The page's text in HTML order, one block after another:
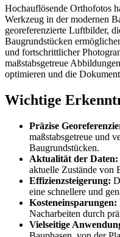
Hochauflösende Orthofotos
Werkzeug in der modernen
georeferenzierte Luftbilder,
Baugrundstücken
und fortschrittlicher
maßstabsgetreue
optimieren und die
Wichtige
Präzise
maßstabsgetreue und
Baugrundstücken.
Aktualität der Daten:
aktuelle Zustände von
Effizienzsteigerung:
eine schnellere und
Kosteneinsparungen:
Nacharbeiten durch
Vielseitige